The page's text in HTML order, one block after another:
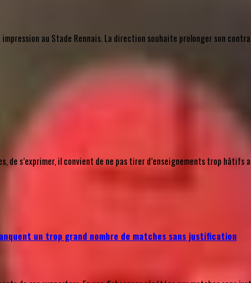
au Stade Rennais. La direction souhaite prolonger son
s’exprimer, il convient de ne pas tirer d’enseignements trop hâtifs au
un trop grand nombre de matches sans justification